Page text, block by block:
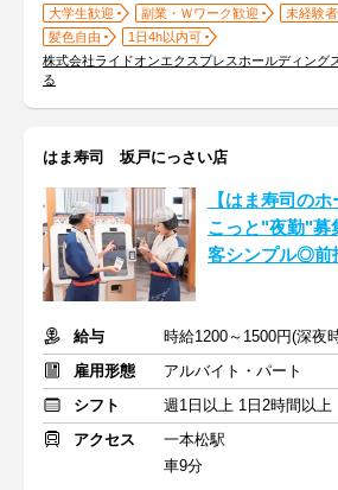
大学生歓迎 副業・Ｗワーク歓迎
未経験
髪色自由
1日4h以内可
株式会社ライドオンエクスプレスホールディング
る
はま寿司 坂戸にっさい店
【はま寿司の
こっと"夜勤"募
客シンプル◎前
給与
雇用形態
アルバイト・パート
シフト
週1日以上 1日2時間以上
アクセス
一本松駅
車9分